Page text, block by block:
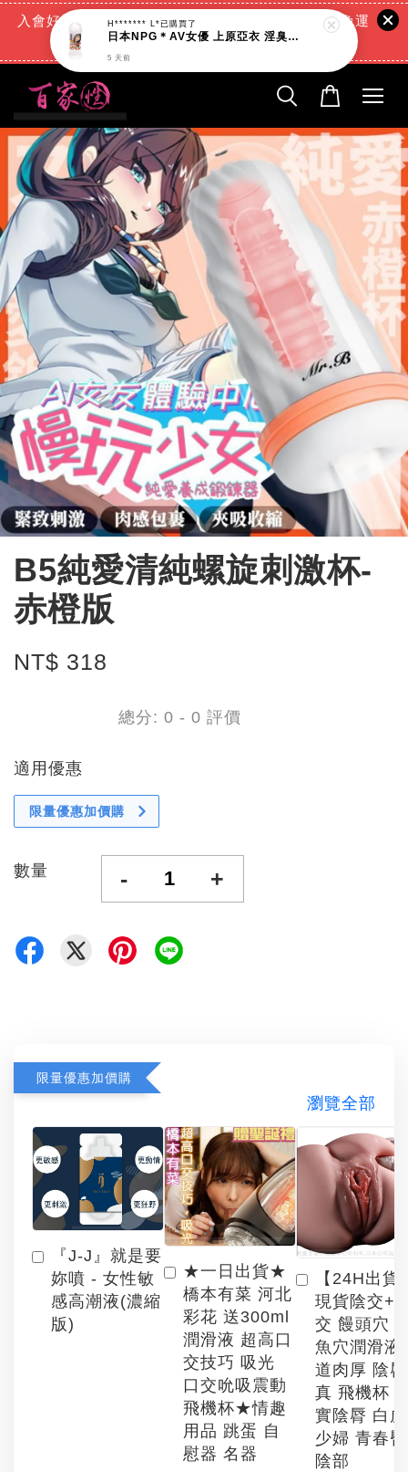
入會好禮:(消費滿888元=現折88元)+(滿666元超商免運
費)+(交易完成再送現金回饋)
B5純愛清純螺旋刺激杯-
赤橙版
NT$ 318
總分: 0 - 0 評價
適用優惠
限量優惠加價購
數量 - +
限量優惠加價購
瀏覽全部
『J-J』就是要
妳噴 - 女性敏
感高潮液(濃縮
版)
★一日出貨★
橋本有菜 河北
彩花 送300ml
潤滑液 超高口
交技巧 吸光
口交吮吸震動
飛機杯★情趣
用品 跳蛋 自
慰器 名器
【24H出貨
現貨陰交+
交 饅頭穴
魚穴潤滑液
道肉厚 陰
真 飛機杯
實陰脣 白
少婦 青春臀
陰部